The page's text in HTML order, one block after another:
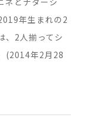
ネとナターシ
年生まれの2
、2人揃ってシ
(2014年2月28